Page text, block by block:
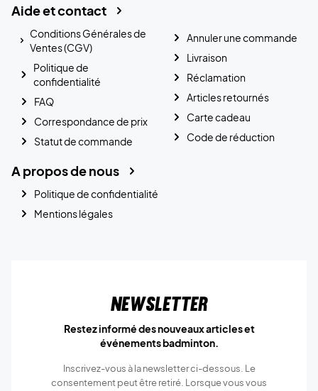
Aide et contact
Conditions Générales de
Ventes (CGV)
Politique de
confidentialité
FAQ
Correspondance de prix
Statut de commande
Annuler une commande
Livraison
Réclamation
Articles retournés
Carte cadeau
Code de réduction
A propos de nous
Politique de confidentialité
Mentions légales
Newsletter
Restez informé des nouveaux articles et
événements badminton.
Inscrivez-vous à la newsletter ci-dessous. Le
consentement peut être retiré. Lorsque vous vous